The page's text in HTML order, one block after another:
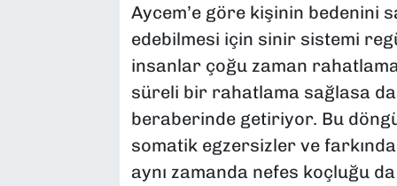
Aycem’e göre kişinin bedenini
edebilmesi için sinir sistemi
insanlar çoğu zaman
süreli bir rahatlama sağlasa
beraberinde getiriyor. Bu
somatik egzersizler ve
aynı zamanda nefes koçluğu